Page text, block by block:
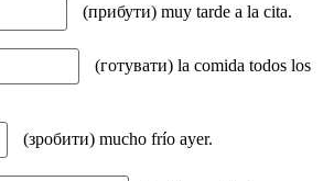
(прибути) muy tarde a la cita.
(готувати) la comida todos los
(зробити) mucho frío ayer.